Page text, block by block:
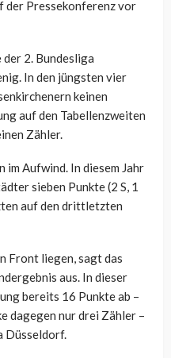
der Pressekonferenz vor
2. Bundesliga
In den jüngsten vier
keinen
auf den Tabellenzweiten
Zähler.
im Aufwind. In diesem Jahr
sieben Punkte (2 S, 1
auf den drittletzten
Front liegen, sagt das
aus. In dieser
bereits 16 Punkte ab –
dagegen nur drei Zähler –
Düsseldorf.